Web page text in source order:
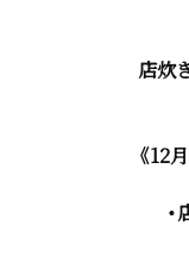
店炊
《12